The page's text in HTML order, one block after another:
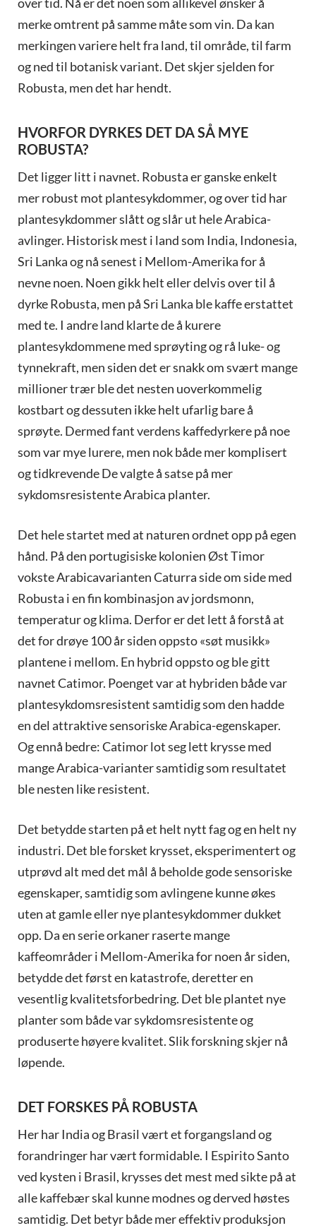
merke omtrent på samme måte som vin. Da kan
merkingen variere helt fra land, til område, til farm
og ned til botanisk variant. Det skjer sjelden for
Robusta, men det har hendt.
HVORFOR DYRKES DET DA SÅ MYE
ROBUSTA?
Det ligger litt i navnet. Robusta er ganske enkelt
mer robust mot plantesykdommer, og over tid har
plantesykdommer slått og slår ut hele Arabica-
avlinger. Historisk mest i land som India, Indonesia,
Sri Lanka og nå senest i Mellom-Amerika for å
nevne noen. Noen gikk helt eller delvis over til å
dyrke Robusta, men på Sri Lanka ble kaffe erstattet
med te. I andre land klarte de å kurere
plantesykdommene med sprøyting og rå luke- og
tynnekraft, men siden det er snakk om svært mange
millioner trær ble det nesten uoverkommelig
kostbart og dessuten ikke helt ufarlig bare å
sprøyte. Dermed fant verdens kaffedyrkere på noe
som var mye lurere, men nok både mer komplisert
og tidkrevende De valgte å satse på mer
sykdomsresistente Arabica planter.
Det hele startet med at naturen ordnet opp på egen
hånd. På den portugisiske kolonien Øst Timor
vokste Arabicavarianten Caturra side om side med
Robusta i en fin kombinasjon av jordsmonn,
temperatur og klima. Derfor er det lett å forstå at
det for drøye 100 år siden oppsto «søt musikk»
plantene i mellom. En hybrid oppsto og ble gitt
navnet Catimor. Poenget var at hybriden både var
plantesykdomsresistent samtidig som den hadde
en del attraktive sensoriske Arabica-egenskaper.
Og ennå bedre: Catimor lot seg lett krysse med
mange Arabica-varianter samtidig som resultatet
ble nesten like resistent.
Det betydde starten på et helt nytt fag og en helt ny
industri. Det ble forsket krysset, eksperimentert og
utprøvd alt med det mål å beholde gode sensoriske
egenskaper, samtidig som avlingene kunne økes
uten at gamle eller nye plantesykdommer dukket
opp. Da en serie orkaner raserte mange
kaffeområder i Mellom-Amerika for noen år siden,
betydde det først en katastrofe, deretter en
vesentlig kvalitetsforbedring. Det ble plantet nye
planter som både var sykdomsresistente og
produserte høyere kvalitet. Slik forskning skjer nå
løpende.
DET FORSKES PÅ ROBUSTA
Her har India og Brasil vært et forgangsland og
forandringer har vært formidable. I Espirito Santo
ved kysten i Brasil, krysses det mest med sikte på at
alle kaffebær skal kunne modnes og derved høstes
samtidig. Det betyr både mer effektiv produksjon